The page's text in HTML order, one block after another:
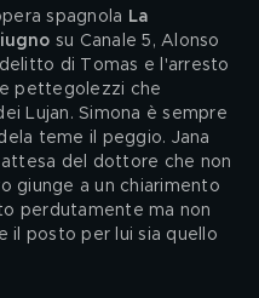
spagnola La
su Canale 5, Alonso
di Tomas e l'arresto
pettegolezzi che
Lujan. Simona è sempre
teme il peggio. Jana
del dottore che non
giunge a un chiarimento
perdutamente ma non
il posto per lui sia quello